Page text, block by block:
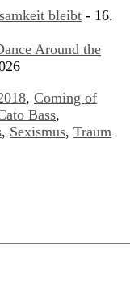
bleibt - 16.
Around the
, Coming of
Bass,
, Sexismus, Traum